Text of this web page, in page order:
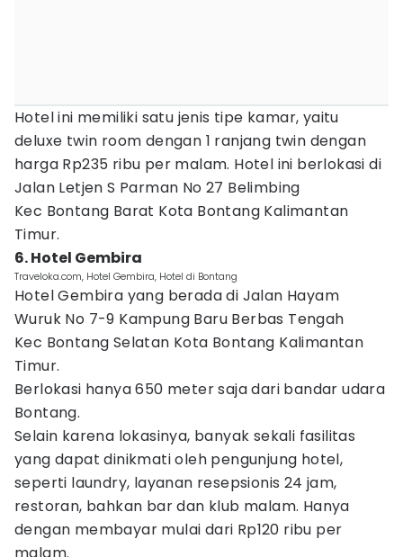
Hotel ini memiliki satu jenis tipe kamar, yaitu
deluxe twin room dengan 1 ranjang twin dengan
harga Rp235 ribu per malam. Hotel ini berlokasi di
Jalan Letjen S Parman No 27 Belimbing
Kec Bontang Barat Kota Bontang Kalimantan
Timur.
6. Hotel Gembira
Traveloka.com, Hotel Gembira, Hotel di Bontang
Hotel Gembira yang berada di Jalan Hayam
Wuruk No 7-9 Kampung Baru Berbas Tengah
Kec Bontang Selatan Kota Bontang Kalimantan
Timur.
Berlokasi hanya 650 meter saja dari bandar udara
Bontang.
Selain karena lokasinya, banyak sekali fasilitas
yang dapat dinikmati oleh pengunjung hotel,
seperti laundry, layanan resepsionis 24 jam,
restoran, bahkan bar dan klub malam. Hanya
dengan membayar mulai dari Rp120 ribu per